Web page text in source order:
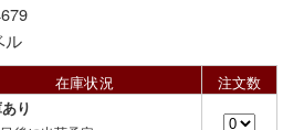
ル
在庫状況
注文数
り